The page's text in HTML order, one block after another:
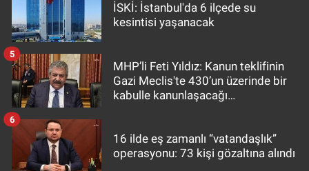
İSKİ: İstanbul'da 6 ilçede su
kesintisi yaşanacak
MHP’li Feti Yıldız: Kanun teklifinin
Gazi Meclis'te 430’un üzerinde bir
kabulle kanunlaşacağı
5
16 ilde eş zamanlı “vatandaşlık”
operasyonu: 73 kişi gözaltına alındı
6